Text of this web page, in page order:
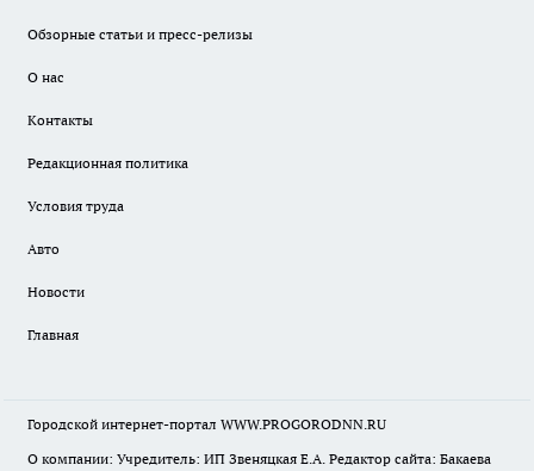
Обзорные статьи и пресс-релизы
О нас
Контакты
Редакционная политика
Условия труда
Авто
Новости
Главная
Городской интернет-портал WWW.PROGORODNN.RU
О компании: Учредитель: ИП Звеняцкая Е.А. Редактор сайта: Бакаева